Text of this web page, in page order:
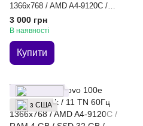
1366x768 / AMD A4-9120C /
RAM 4 GB / SSD 32 GB / AMD
Radeon R4 Graphics / Клас B /
3 000 грн
В наявності
Купити
з США